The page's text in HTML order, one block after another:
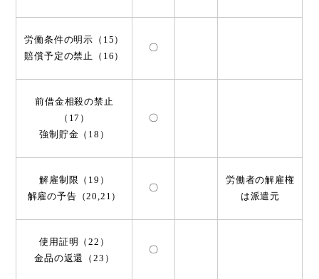
労働条件の明示（15）
賠償予定の禁止（16）
〇
前借金相殺の禁止
（17）
強制貯金（18）
〇
解雇制限（19）
解雇の予告（20,21）
〇
労働者の解雇権
は派遣元
使用証明（22）
金品の返還（23）
〇